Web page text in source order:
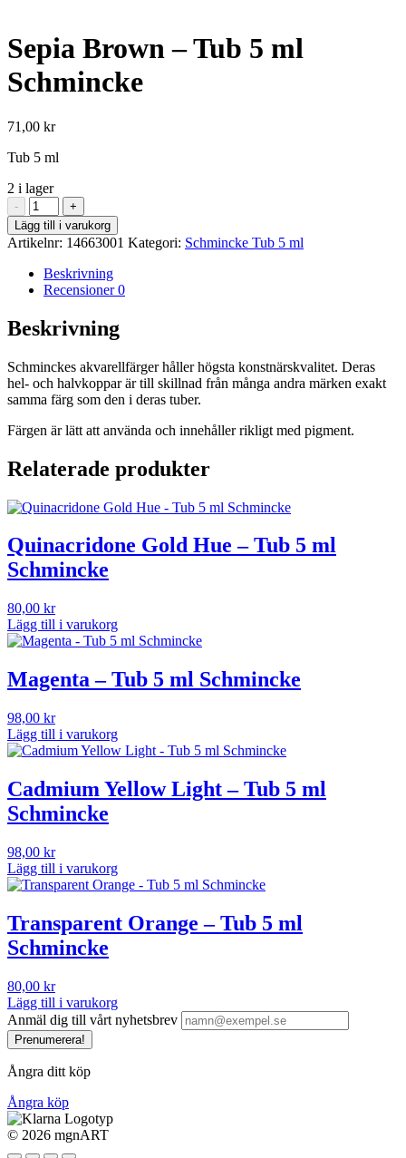
Sepia Brown – Tub 5 ml
Schmincke
71,00 kr
Tub 5 ml
2 i lager
-
Sepia
Brown
-
Tub
5
ml
Schmincke
mängd
+
Lägg till i varukorg
Artikelnr: 14663001 Kategori: Schmincke Tub 5 ml
Beskrivning
Recensioner0
Beskrivning
Schminckes akvarellfärger håller högsta konstnärskvalitet. Deras
hel- och halvkoppar är till skillnad från många andra märken exakt
samma färg som den i deras tuber.
Färgen är lätt att använda och innehåller rikligt med pigment.
Relaterade produkter
Quinacridone Gold Hue – Tub 5 ml
Schmincke
80,00 kr
Lägg till i varukorg
Magenta – Tub 5 ml Schmincke
98,00 kr
Lägg till i varukorg
Cadmium Yellow Light – Tub 5 ml
Schmincke
98,00 kr
Lägg till i varukorg
Transparent Orange – Tub 5 ml
Schmincke
80,00 kr
Lägg till i varukorg
Anmäl dig till vårt nyhetsbrev
Prenumerera!
Ångra ditt köp
Ångra köp
© 2026 mgnART